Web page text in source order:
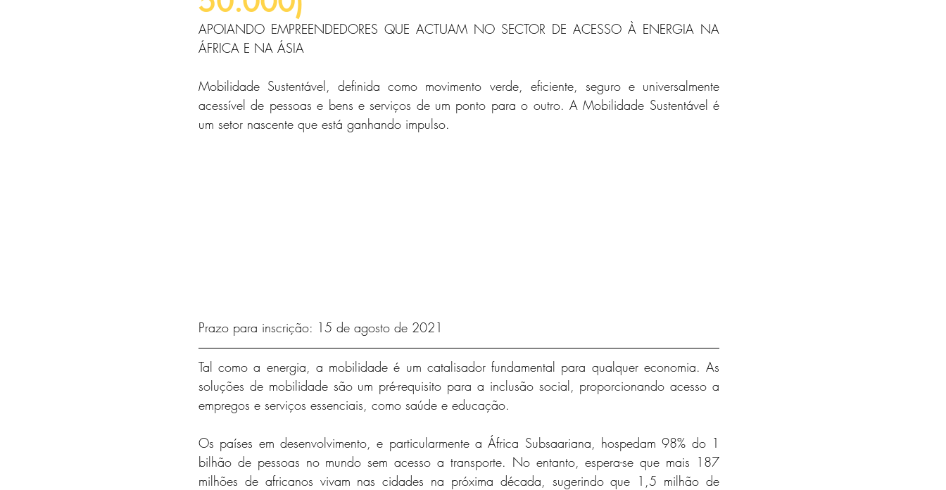
APOIANDO EMPREENDEDORES QUE ACTUAM NO SECTOR DE ACESSO À ENERGIA NA
ÁFRICA E NA ÁSIA
Mobilidade Sustentável, definida como movimento verde, eficiente, seguro e universalmente
acessível de pessoas e bens e serviços de um ponto para o outro. A Mobilidade Sustentável é
um setor nascente que está ganhando impulso.
Prazo para inscrição: 15 de agosto de 2021
Tal como a energia, a mobilidade é um catalisador fundamental para qualquer economia. As
soluções de mobilidade são um pré-requisito para a inclusão social, proporcionando acesso a
empregos e serviços essenciais, como saúde e educação.
Os países em desenvolvimento, e particularmente a África Subsaariana, hospedam 98% do 1
bilhão de pessoas no mundo sem acesso a transporte. No entanto, espera-se que mais 187
milhões de africanos vivam nas cidades na próxima década, sugerindo que 1,5 milhão de